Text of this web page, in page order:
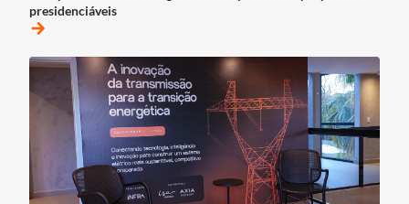
presidenciáveis
arrow_forward